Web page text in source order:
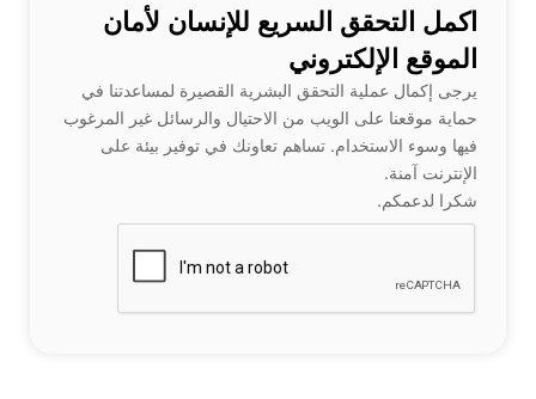
اكمل التحقق السريع للإنسان لأمان
الموقع الإلكتروني
يرجى إكمال عملية التحقق البشرية القصيرة لمساعدتنا في
حماية موقعنا على الويب من الاحتيال والرسائل غير المرغوب
فيها وسوء الاستخدام. تساهم تعاونك في توفير بيئة على
الإنترنت آمنة.
شكرا لدعمكم.